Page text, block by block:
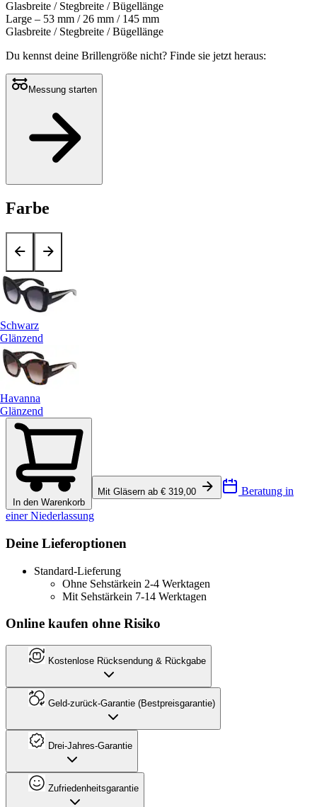
Glasbreite / Stegbreite / Bügellänge
Large – 53 mm / 26 mm / 145 mm
Glasbreite / Stegbreite / Bügellänge
Du kennst deine Brillengröße nicht? Finde sie jetzt heraus:
Messung starten
Farbe
Schwarz
Glänzend
Havanna
Glänzend
In den Warenkorb
Mit Gläsern ab € 319,00 Beratung in
einer Niederlassung
Deine Lieferoptionen
Standard-Lieferung
Ohne Sehstärkein 2-4 Werktagen
Mit Sehstärkein 7-14 Werktagen
Online kaufen ohne Risiko
Kostenlose Rücksendung & Rückgabe
Geld-zurück-Garantie (Bestpreisgarantie)
Drei-Jahres-Garantie
Zufriedenheitsgarantie